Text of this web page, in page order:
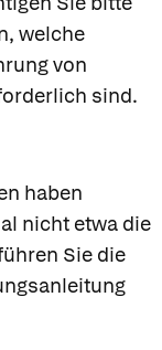
welche
von
sind.
haben
nicht etwa die
Sie die